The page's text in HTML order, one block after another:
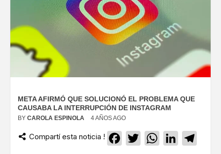
META AFIRMÓ QUE SOLUCIONÓ EL PROBLEMA QUE
CAUSABA LA INTERRUPCIÓN DE INSTAGRAM
BY CAROLA ESPINOLA 4 AÑOS AGO
Compartí esta noticia ! Facebook
TwitterWhatsApp
LinkedIn